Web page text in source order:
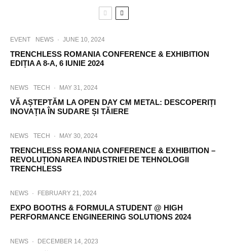
EVENT NEWS · JUNE 10, 2024
TRENCHLESS ROMANIA CONFERENCE & EXHIBITION
EDIȚIA A 8-A, 6 IUNIE 2024
NEWS TECH · MAY 31, 2024
VĂ AȘTEPTĂM LA OPEN DAY CM METAL: DESCOPERIȚI
INOVAȚIA ÎN SUDARE ȘI TĂIERE
NEWS TECH · MAY 30, 2024
TRENCHLESS ROMANIA CONFERENCE & EXHIBITION –
REVOLUȚIONAREA INDUSTRIEI DE TEHNOLOGII
TRENCHLESS
NEWS · FEBRUARY 21, 2024
EXPO BOOTHS & FORMULA STUDENT @ HIGH
PERFORMANCE ENGINEERING SOLUTIONS 2024
NEWS · DECEMBER 14, 2023